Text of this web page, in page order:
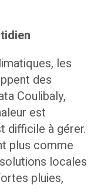
les
des
Coulibaly,
est
difficile à gérer.
plus comme
locales
pluies,